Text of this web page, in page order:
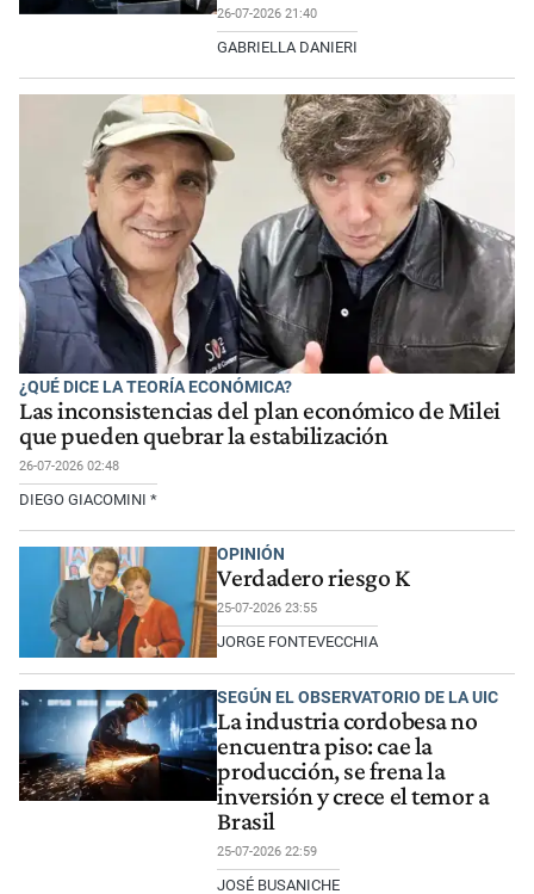
26-07-2026 21:40
GABRIELLA DANIERI
¿QUÉ DICE LA TEORÍA ECONÓMICA?
Las inconsistencias del plan económico de Milei
que pueden quebrar la estabilización
26-07-2026 02:48
DIEGO GIACOMINI *
OPINIÓN
Verdadero riesgo K
25-07-2026 23:55
JORGE FONTEVECCHIA
SEGÚN EL OBSERVATORIO DE LA UIC
La industria cordobesa no
encuentra piso: cae la
producción, se frena la
inversión y crece el temor a
Brasil
25-07-2026 22:59
JOSÉ BUSANICHE